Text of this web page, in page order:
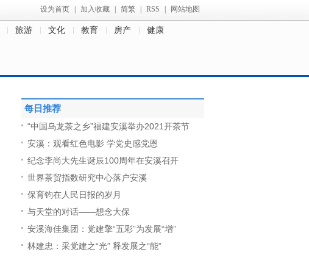
设为首页 加入收藏 简繁 RSS 网站地图
旅游 文化 教育 房产 健康
每日推荐
“中国乌龙茶之乡”福建安溪举办2021开茶节
安溪：观看红色电影 学党史感党恩
纪念李尚大先生诞辰100周年在安溪召开
世界茶贸指数研究中心落户安溪
保育钧在人民日报的岁月
与天堂的对话——想念大保
安溪海佳集团：党建擎“五彩”为发展“增”
林建忠：采党建之“光” 释发展之“能”